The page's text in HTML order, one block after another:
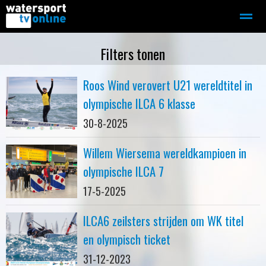
Motorboot-sloep Adverteren
Home
Filters tonen
Roos Wind verovert U21 wereldtitel in
olympische ILCA 6 klasse
30-8-2025
Willem Wiersema wereldkampioen in
olympische ILCA 7
17-5-2025
ILCA6 zeilsters strijden om WK titel
en olympisch ticket
31-12-2023